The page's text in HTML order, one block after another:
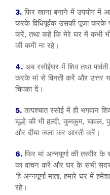
3. फिर खाना बनाने में उपयोग में
करके विधिपूर्वक उसकी पूजा करके
करें, तथा कहें कि मेरे घर में कभी
की कमी ना रहे।
4. अब रसोईघर में शिव तथा
करके मां से विनती करें और उत्तर या
चिपका दें।
5. तत्पश्चात रसोई में ही भगवान
चूल्हे की भी हल्दी, कुमकुम,
और दीया जला कर आरती करें।
6. फिर मां अन्नपूर्णा की तस्वीर
का वाचन करें और घर के सभी
‘हे अन्नपूर्णा माता, हमारे घर में
रहे।